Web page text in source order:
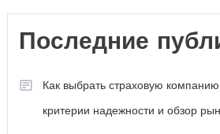
Последние
Как выбрать страховую
критерии надежности и обзор